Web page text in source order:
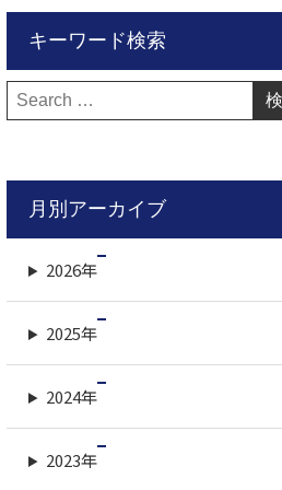
キーワード検索
検
索:
月別アーカイブ
2026年
2025年
2024年
2023年